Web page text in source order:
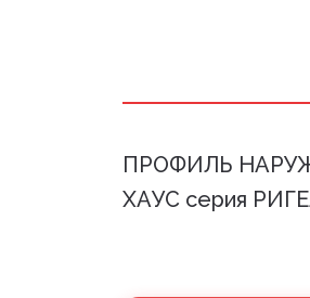
ПРОФИЛЬ
ХАУС серия